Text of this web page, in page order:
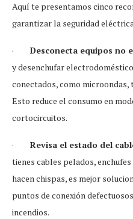
Aquí te presentamos cinco
garantizar la seguridad
· Desconecta equipos no
y desenchufar
conectados, como microondas,
Esto reduce el consumo en
cortocircuitos.
· Revisa el estado del
tienes cables pelados,
hacen chispas, es mejor
puntos de conexión
incendios.